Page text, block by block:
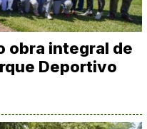
obra integral de
Deportivo